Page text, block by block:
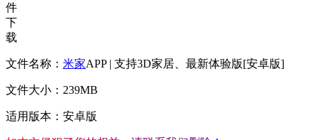
件
下
载
文件名称： 米家APP | 支持3D家居、最新体验版[安卓版]
文件大小：239MB
适用版本：安卓版